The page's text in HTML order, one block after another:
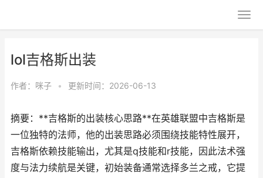
lol吉格斯出装
作者： 咪子 • 更新时间：2026-06-13
摘要：**吉格斯的出装核心思路**在英雄联盟中吉格斯是
一位独特的法师，他的出装思路必须围绕技能特性展开，
吉格斯依赖技能输出，尤其是q技能和r技能，因此法术强
度与法力续航是关键，初始装备通常选择多兰之戒，它提